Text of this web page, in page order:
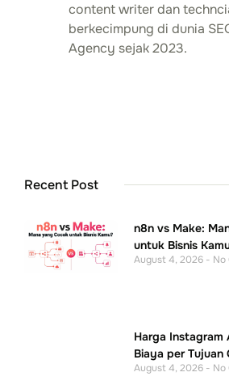
content writer dan
berkecimpung di dunia
Agency sejak 2023.
Recent Post
n8n vs Make:
untuk Bisnis
August 4, 2026 No
Harga Instagram
Biaya per Tujuan
August 4, 2026 No